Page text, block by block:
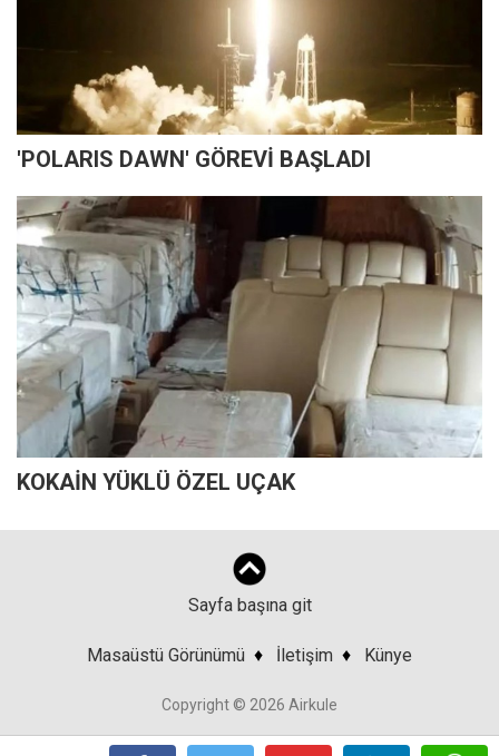
'POLARIS DAWN' GÖREVİ BAŞLADI
KOKAİN YÜKLÜ ÖZEL UÇAK
Sayfa başına git
Masaüstü Görünümü ♦ İletişim ♦ Künye
Copyright © 2026 Airkule